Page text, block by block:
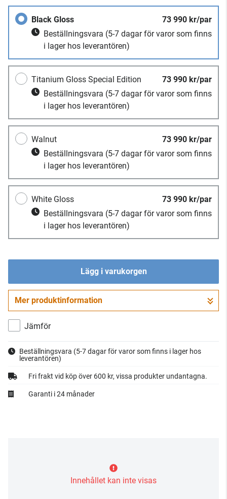
Black Gloss
73 990 kr/par
Beställningsvara (5-7 dagar för varor som finns
i lager hos leverantören)
Titanium Gloss Special Edition
73 990 kr/par
Beställningsvara (5-7 dagar för varor som finns
i lager hos leverantören)
Walnut
73 990 kr/par
Beställningsvara (5-7 dagar för varor som finns
i lager hos leverantören)
White Gloss
73 990 kr/par
Beställningsvara (5-7 dagar för varor som finns
i lager hos leverantören)
Lägg i varukorgen
Gå till kassan
Mer produktinformation
Jämför
Beställningsvara (5-7 dagar för varor som finns i lager hos
leverantören)
Fri frakt vid köp över 600 kr, vissa produkter undantagna.
Garanti i 24 månader
Innehållet kan inte visas